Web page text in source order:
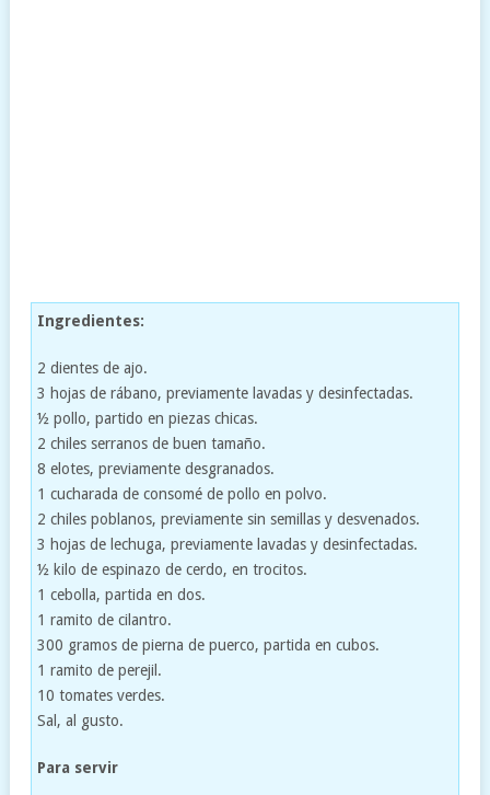
Ingredientes:
2 dientes de ajo.
3 hojas de rábano, previamente lavadas y desinfectadas.
½ pollo, partido en piezas chicas.
2 chiles serranos de buen tamaño.
8 elotes, previamente desgranados.
1 cucharada de consomé de pollo en polvo.
2 chiles poblanos, previamente sin semillas y desvenados.
3 hojas de lechuga, previamente lavadas y desinfectadas.
½ kilo de espinazo de cerdo, en trocitos.
1 cebolla, partida en dos.
1 ramito de cilantro.
300 gramos de pierna de puerco, partida en cubos.
1 ramito de perejil.
10 tomates verdes.
Sal, al gusto.
Para servir